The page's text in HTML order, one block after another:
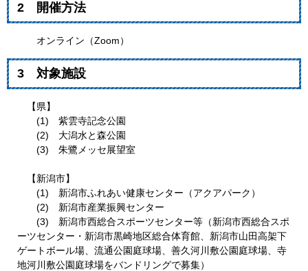
2 開催方法
オンライン（Zoom）
3 対象施設
【県】
(1) 紫雲寺記念公園
(2) 大潟水と森公園
(3) 朱鷺メッセ展望室
【新潟市】
(1) 新潟市ふれあい健康センター（アクアパーク）
(2) 新潟市産業振興センター
(3) 新潟市西総合スポーツセンター等（新潟市西総合スポ
ーツセンター・新潟市黒崎地区総合体育館、新潟市山田高架下
ゲートボール場、流通公園庭球場、善久河川敷公園庭球場、寺
地河川敷公園庭球場をバンドリングで募集）